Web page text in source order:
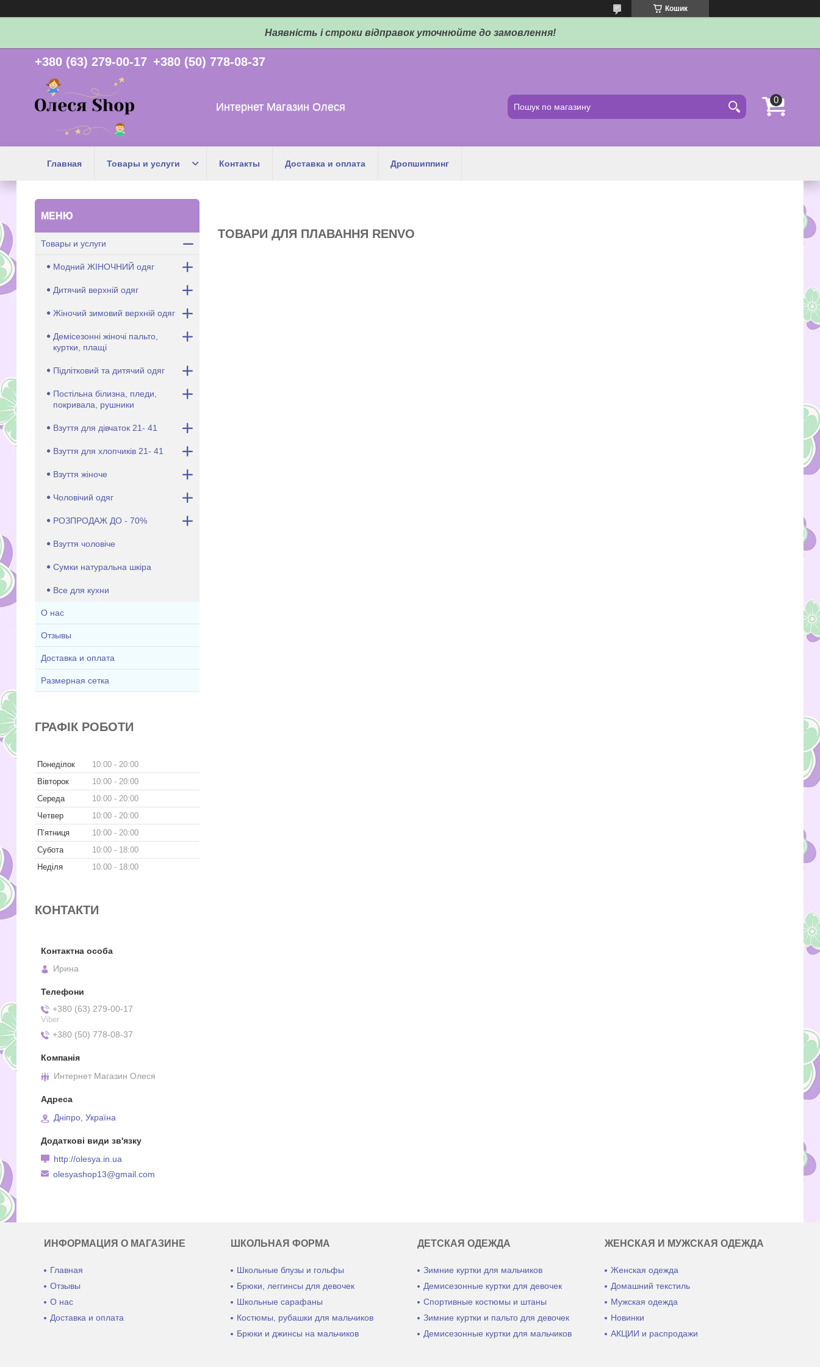
Кошик
Наявність і строки відправок уточнюйте до замовлення!
+380 (63) 279-00-17 +380 (50) 778-08-37
Интернет Магазин Олеся
Главная Товары и услуги Контакты Доставка и оплата Дропшиппинг
ТОВАРИ ДЛЯ ПЛАВАННЯ RENVO
Товары и услуги
Модний ЖІНОЧНИЙ одяг
Дитячий верхній одяг
Жіночий зимовий верхній одяг
Демісезонні жіночі пальто,
куртки, плащі
Підлітковий та дитячий одяг
Постільна білизна, пледи,
покривала, рушники
Взуття для дівчаток 21- 41
Взуття для хлопчиків 21- 41
Взуття жіноче
Чоловічий одяг
РОЗПРОДАЖ ДО - 70%
Взуття чоловіче
Сумки натуральна шкіра
Все для кухни
О нас
Отзывы
Доставка и оплата
Размерная сетка
ГРАФІК РОБОТИ
Понеділок 10:00
20:00
Вівторок
10:00
20:00
Середа
10:00
20:00
Четвер
10:00
20:00
Пʼятниця
10:00
20:00
Субота
10:00
18:00
Неділя
10:00 18:00
КОНТАКТИ
Ирина
+380 (63) 279-00-17
Viber
+380 (50) 778-08-37
Интернет Магазин Олеся
Дніпро, Україна
http://olesya.in.ua
olesyashop13@gmail.com
ИНФОРМАЦИЯ О МАГАЗИНЕ
Главная
Отзывы
О нас
Доставка и оплата
ШКОЛЬНАЯ ФОРМА
Школьные блузы и гольфы
Брюки, леггинсы для девочек
Школьные сарафаны
Костюмы, рубашки для мальчиков
Брюки и джинсы на мальчиков
ДЕТСКАЯ ОДЕЖДА
Зимние куртки для мальчиков
Демисезонные куртки для девочек
Спортивные костюмы и штаны
Зимние куртки и пальто для девочек
Демисезонные куртки для мальчиков
ЖЕНСКАЯ И МУЖСКАЯ ОДЕЖДА
Женская одежда
Домашний текстиль
Мужская одежда
Новинки
АКЦИИ и распродажи